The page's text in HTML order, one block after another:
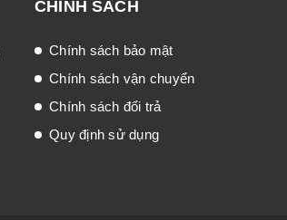
CHÍNH SÁCH
Chính sách bảo mật
Chính sách vận chuyển
Chính sách đổi trả
Quy định sử dụng